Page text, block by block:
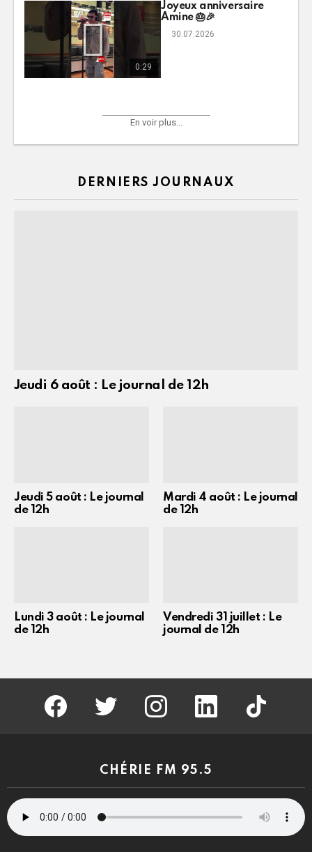
0:29
Joyeux anniversaire
Amine 🎂🎉
30.07.2026
En voir plus...
DERNIERS JOURNAUX
Jeudi 6 août : Le journal de 12h
Jeudi 5 août : Le journal
de 12h
Mardi 4 août : Le journal
de 12h
Lundi 3 août : Le journal
de 12h
Vendredi 31 juillet : Le
journal de 12h
facebook twitter instagram linkedin tiktok
CHÉRIE FM 95.5